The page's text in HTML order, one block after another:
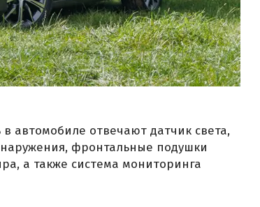
автомобиле отвечают датчик света,
фронтальные подушки
а также система мониторинга